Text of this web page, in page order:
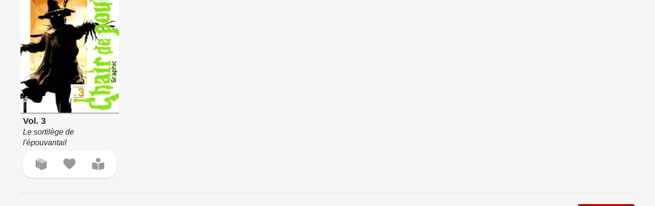
Vol. 3
Le sortilège de
l'épouvantail